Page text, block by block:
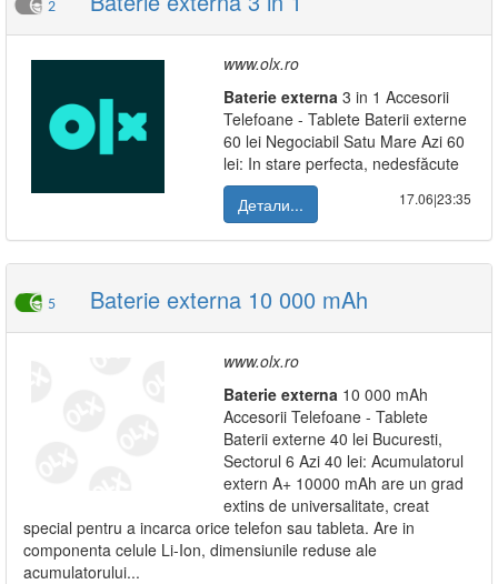
2
www.olx.ro
Baterie externa 3 in 1 Accesorii
Telefoane - Tablete Baterii externe
60 lei Negociabil Satu Mare Azi 60
lei: In stare perfecta, nedesfăcute
Детали...
17.06|23:35
5 Baterie externa 10 000 mAh
www.olx.ro
Baterie externa 10 000 mAh
Accesorii Telefoane - Tablete
Baterii externe 40 lei Bucuresti,
Sectorul 6 Azi 40 lei: Acumulatorul
extern A+ 10000 mAh are un grad
extins de universalitate, creat
special pentru a incarca orice telefon sau tableta. Are in
componenta celule Li-Ion, dimensiunile reduse ale
acumulatorului...